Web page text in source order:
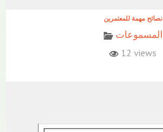
نصائح مهمة للمعتمرين
المسموعات
12 views